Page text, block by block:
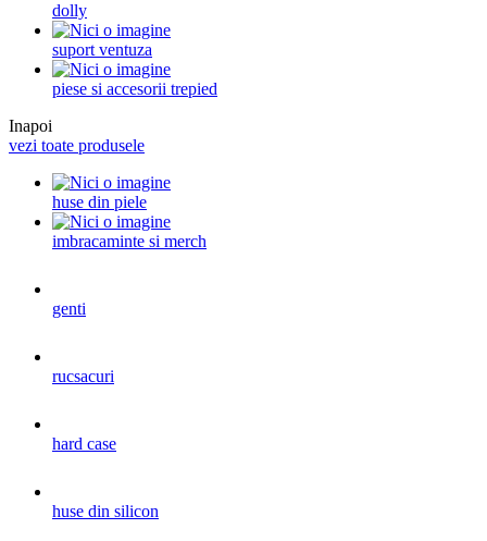
dolly
suport ventuza
piese si accesorii trepied
Inapoi
vezi toate produsele
huse din piele
imbracaminte si merch
genti
rucsacuri
hard case
huse din silicon